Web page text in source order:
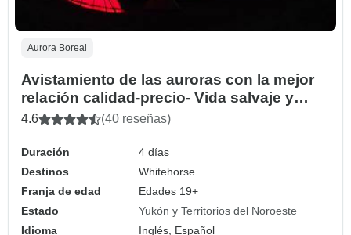
Aurora Boreal
Avistamiento de las auroras con la mejor
relación calidad-precio- Vida salvaje y
aguas termales
4.6 (40 reseñas)
Duración
4 días
Destinos
Whitehorse
Franja de edad
Edades 19+
Estado
Yukón y Territorios del Noroeste
Idioma
Inglés, Español